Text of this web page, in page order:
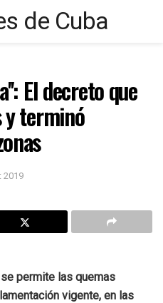
El decreto que
y terminó
2019
permite las quemas
vigente, en las